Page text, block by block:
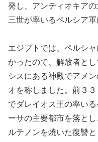
発し、アンティオキア
三世が率いるペルシア軍
エジプトでは、ペルシ
かったので、解放者と
シスにある神殿でアメ
オを称しました。前３
でダレイオス王の率い
ーサの主要都市を落と
ルテノンを焼いた復讐